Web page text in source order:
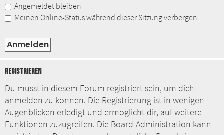
Angemeldet bleiben
Meinen Online-Status während dieser Sitzung verbergen
REGISTRIEREN
Du musst in diesem Forum registriert sein, um dich
anmelden zu können. Die Registrierung ist in wenigen
Augenblicken erledigt und ermöglicht dir, auf weitere
Funktionen zuzugreifen. Die Board-Administration kann